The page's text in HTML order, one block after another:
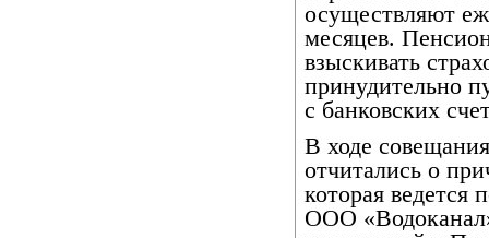
осуществляют
месяцев.
взыскивать
принудительно
с банковских
В ходе
отчитались о
которая
ООО